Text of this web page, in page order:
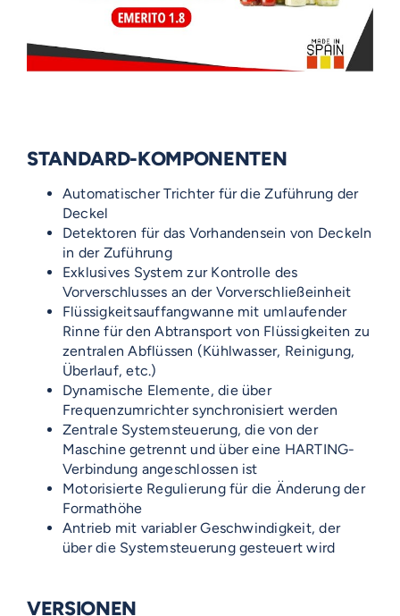
STANDARD-KOMPONENTEN
Automatischer Trichter für die Zuführung der
Deckel
Detektoren für das Vorhandensein von Deckeln
in der Zuführung
Exklusives System zur Kontrolle des
Vorverschlusses an der Vorverschließeinheit
Flüssigkeitsauffangwanne mit umlaufender
Rinne für den Abtransport von Flüssigkeiten zu
zentralen Abflüssen (Kühlwasser, Reinigung,
Überlauf, etc.)
Dynamische Elemente, die über
Frequenzumrichter synchronisiert werden
Zentrale Systemsteuerung, die von der
Maschine getrennt und über eine HARTING-
Verbindung angeschlossen ist
Motorisierte Regulierung für die Änderung der
Formathöhe
Antrieb mit variabler Geschwindigkeit, der
über die Systemsteuerung gesteuert wird
VERSIONEN